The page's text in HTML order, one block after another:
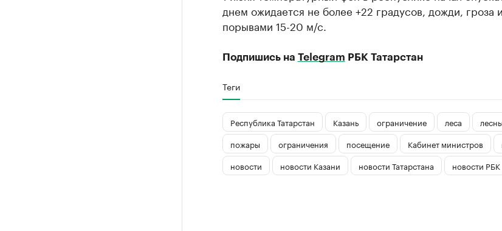
днем ожидается не более +22 градусов, дожди, гроза
порывами 15-20 м/с.
Подпишись на Telegram РБК Татарстан
Теги
Республика Татарстан Казань ограничение леса
пожары
ограничения посещение Кабинет министров
новости
новости Казани новости Татарстана новости РБК